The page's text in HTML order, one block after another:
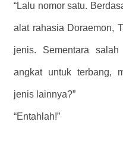
“Lalu nomor satu.
alat rahasia Doraemon,
jenis. Sementara
angkat untuk terbang,
jenis lainnya?”
“Entahlah!”